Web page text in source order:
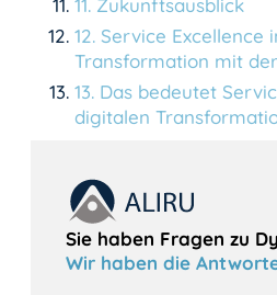
12. Service Excellence
Transformation mit
13. Das bedeutet
digitalen
Sie haben Fragen zu
Wir haben die